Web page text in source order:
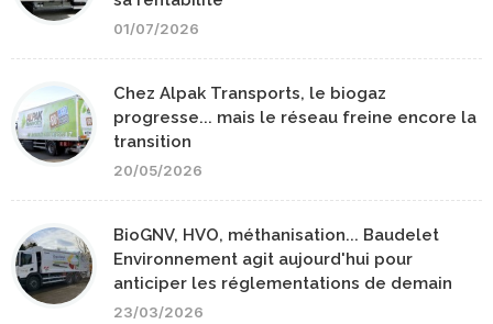
01/07/2026
Chez Alpak Transports, le biogaz
progresse... mais le réseau freine encore la
transition
20/05/2026
BioGNV, HVO, méthanisation... Baudelet
Environnement agit aujourd'hui pour
anticiper les réglementations de demain
23/03/2026